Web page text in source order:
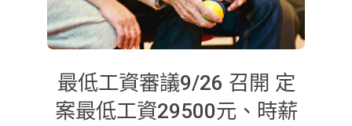
最低工資審議9/26 召開 定
案最低工資29500元、時薪